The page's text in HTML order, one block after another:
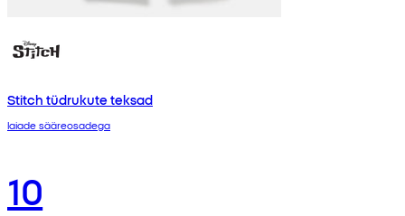
Stitch tüdrukute teksad
laiade sääreosadega
10